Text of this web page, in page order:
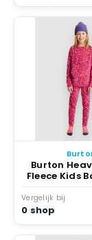
Burton
Fleece Kids
Suit
Vergelijk bij
0 shop